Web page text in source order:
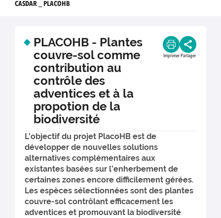
CASDAR _ PLACOHB
PLACOHB - Plantes
couvre-sol comme
contribution au
contrôle des
adventices et à la
propotion de la
biodiversité
Imprimer Partager
L'objectif du projet PlacoHB est de
développer de nouvelles solutions
alternatives complémentaires aux
existantes basées sur l’enherbement de
certaines zones encore difficilement gérées.
Les espèces sélectionnées sont des plantes
couvre-sol contrôlant efficacement les
adventices et promouvant la biodiversité